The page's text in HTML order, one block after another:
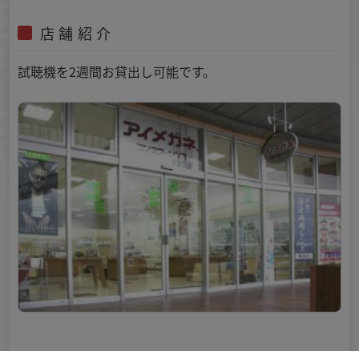
店舗紹介
試聴機を2週間お貸出し可能です。